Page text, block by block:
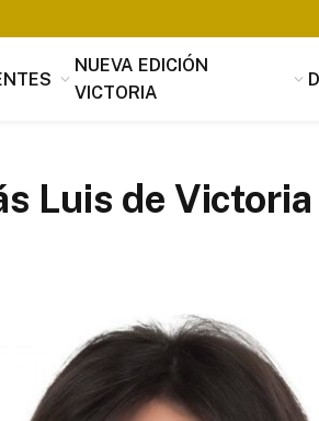
NUEVA EDICIÓN
VICTORIA
Luis de
Si
útil